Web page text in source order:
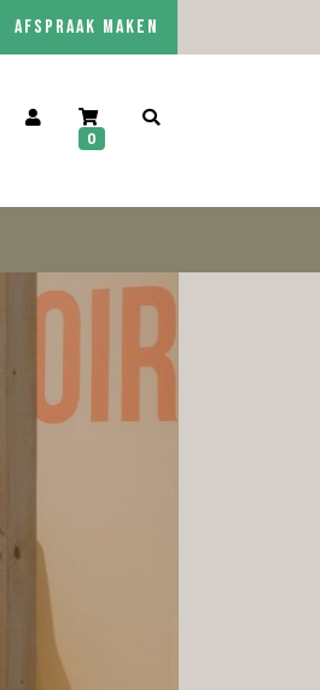
Google Reviews
AFSPRAAK MAKEN
0